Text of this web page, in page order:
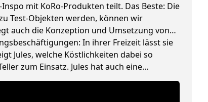
mit KoRo-Produkten teilt. Das Beste: Die
Test-Objekten werden, können wir
auch die Konzeption und Umsetzung von
In ihrer Freizeit lässt sie
Jules, welche Köstlichkeiten dabei so
zum Einsatz. Jules hat auch eine